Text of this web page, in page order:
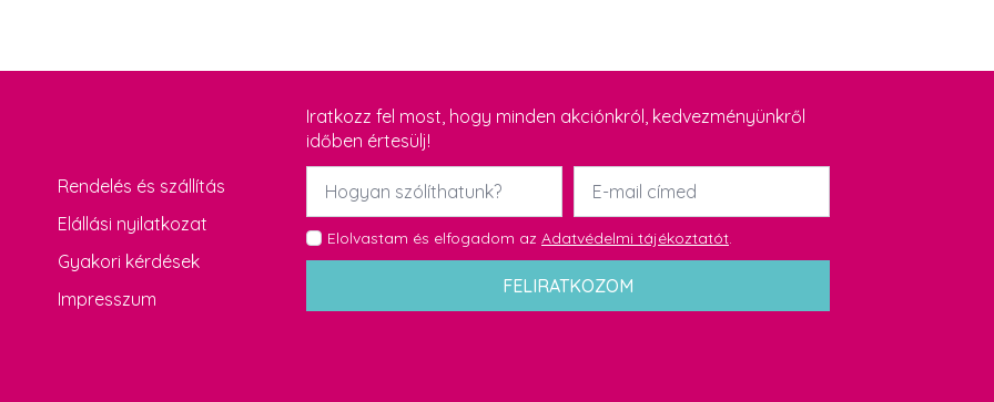
Rendelés és szállítás
Elállási nyilatkozat
Gyakori kérdések
Impresszum
Iratkozz fel most, hogy minden akciónkról, kedvezményünkről
időben értesülj!
Név
Email
GDPR
*
Elolvastam és elfogadom az Adatvédelmi tájékoztatót
FELIRATKOZOM